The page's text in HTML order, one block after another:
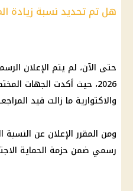
هل تم تحديد نسبة زيادة
حتى الآن، لم يتم الإعلان
2026، حيث أكدت الجهات
والاكتوارية ما زالت قيد
ومن المقرر الإعلان عن
رسمي ضمن حزمة الحماية